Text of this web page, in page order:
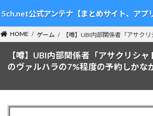
ン
テ
ン
ツ
ビ
ゲ
ー
シ
5ch.net公式アンテナ【まとめサイト、アプ
HOME ゲーム 【噂】UBI内部関係者「アサク
【噂】UBI内部関係者「アサクリシ
のヴァルハラの7%程度の予約しかな